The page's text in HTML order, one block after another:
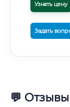
Узнать цену
Задать
💬